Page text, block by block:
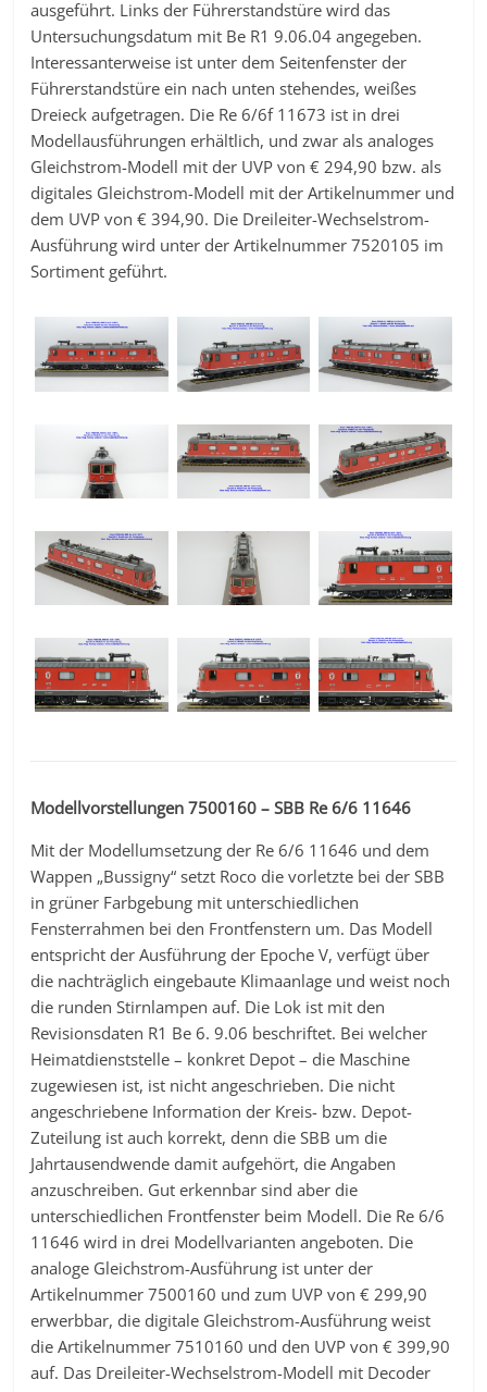
ausgeführt. Links der Führerstandstüre wird das
Untersuchungsdatum mit Be R1 9.06.04 angegeben.
Interessanterweise ist unter dem Seitenfenster der
Führerstandstüre ein nach unten stehendes, weißes
Dreieck aufgetragen. Die Re 6/6f 11673 ist in drei
Modellausführungen erhältlich, und zwar als analoges
Gleichstrom-Modell mit der UVP von € 294,90 bzw. als
digitales Gleichstrom-Modell mit der Artikelnummer und
dem UVP von € 394,90. Die Dreileiter-Wechselstrom-
Ausführung wird unter der Artikelnummer 7520105 im
Sortiment geführt.
Modellvorstellungen 7500160 – SBB Re 6/6 11646
Mit der Modellumsetzung der Re 6/6 11646 und dem
Wappen „Bussigny“ setzt Roco die vorletzte bei der SBB
in grüner Farbgebung mit unterschiedlichen
Fensterrahmen bei den Frontfenstern um. Das Modell
entspricht der Ausführung der Epoche V, verfügt über
die nachträglich eingebaute Klimaanlage und weist noch
die runden Stirnlampen auf. Die Lok ist mit den
Revisionsdaten R1 Be 6. 9.06 beschriftet. Bei welcher
Heimatdienststelle – konkret Depot – die Maschine
zugewiesen ist, ist nicht angeschrieben. Die nicht
angeschriebene Information der Kreis- bzw. Depot-
Zuteilung ist auch korrekt, denn die SBB um die
Jahrtausendwende damit aufgehört, die Angaben
anzuschreiben. Gut erkennbar sind aber die
unterschiedlichen Frontfenster beim Modell. Die Re 6/6
11646 wird in drei Modellvarianten angeboten. Die
analoge Gleichstrom-Ausführung ist unter der
Artikelnummer 7500160 und zum UVP von € 299,90
erwerbbar, die digitale Gleichstrom-Ausführung weist
die Artikelnummer 7510160 und den UVP von € 399,90
auf. Das Dreileiter-Wechselstrom-Modell mit Decoder